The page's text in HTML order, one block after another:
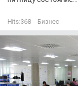
Hits:368 Бизнес